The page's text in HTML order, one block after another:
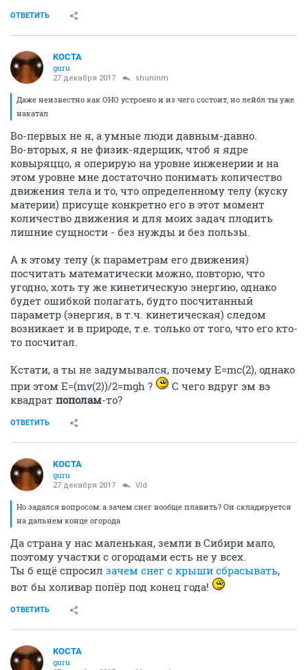
ОТВЕТИТЬ
KOCTA
guru
27 декабря 2017 shuninm
Даже неизвестно как ОНО устроено и из чего состоит, но лейбл ты уже
накатал
Во-первых не я, а умные люди давным-давно.
Во-вторых, я не физик-ядерщик, чтоб я ядре
ковыряццо, я оперирую на уровне инженерии и на
этом уровне мне достаточно понимать количество
движения тела и то, что определенному телу (куску
материи) присуще конкретно его в этот момент
количество движения и для моих задач плодить
лишние сущности - без нужды и без пользы.
А к этому телу (к параметрам его движения)
посчитать математически можно, повторю, что
угодно, хоть ту же кинетическую энергию, однако
будет ошибкой полагать, будто посчитанный
параметр (энергия, в т.ч. кинетическая) следом
возникает и в природе, т.е. только от того, что его кто-
то посчитал.
Кстати, а ты не задумывался, почему E=mc(2), однако
при этом E=(mv(2))/2=mgh ?
С чего вдруг эм вэ
квадрат пополам-то?
ОТВЕТИТЬ
KOCTA
guru
27 декабря 2017 Vld
Но задался вопросом: а зачем снег вообще плавить? Он складируется
на дальнем конце огорода
Да страна у нас маленькая, земли в Сибири мало,
поэтому участки с огородами есть не у всех.
Ты б ещё спросил зачем снег с крыши сбрасывать,
вот бы холивар попёр под конец года!
ОТВЕТИТЬ
KOCTA
guru